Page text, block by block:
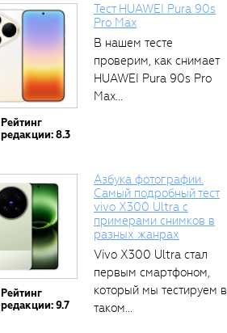
Рейтинг
редакции: 8.3
Тест HUAWEI Pura 90s
Pro Max
В нашем тесте
проверим, как снимает
HUAWEI Pura 90s Pro
Max...
Рейтинг
редакции: 9.7
Азбука фотографии.
Самый подробный тест
vivo X300 Ultra с
примерами снимков в
разных жанрах
Vivo X300 Ultra стал
первым смартфоном,
который мы тестируем в
таком...